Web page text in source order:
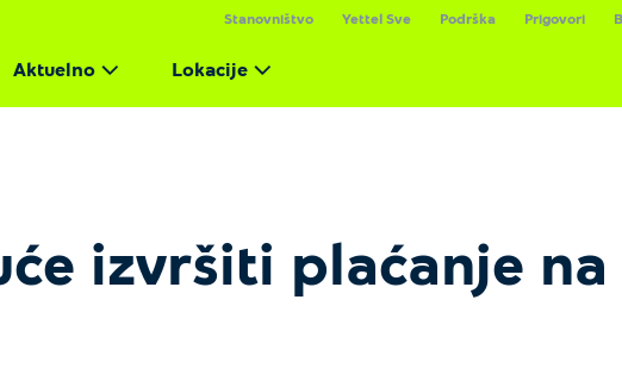
Stanovništvo Yettel Sve Podrška Prigovori
Aktuelno Lokacije
izvršiti plaćanje